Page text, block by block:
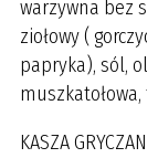
warzywna bez
ziołowy (
papryka), sól,
muszkatołowa,
KASZA